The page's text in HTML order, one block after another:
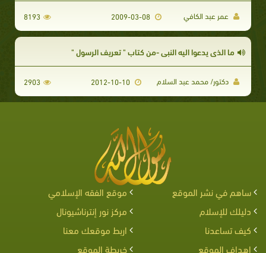
عمر عبد الكافي 8193
ما الذى يدعوا اليه النبى -من كتاب " تعريف الرسول "
دكتور/ محمد عبد السلام 2903
ساهم في نشر الموقع
موقع الفقه الإسلامي
دليلك للإسلام
مركز نور إنترناشيونال
كيف تساعدنا
اربط موقعك معنا
اهداف الموقع
خريطة الموقع